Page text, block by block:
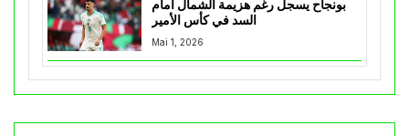
بونجاح يسجل رغم هزيمة الشمال أمام
السد في كأس الأمير
Mai 1, 2026